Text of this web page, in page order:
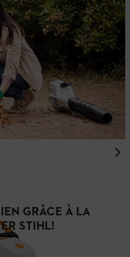
GRÂCE À LA
STIHL!